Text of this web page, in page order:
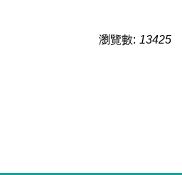
瀏覽數: 13425